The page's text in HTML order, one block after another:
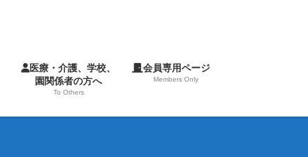
医療・介護、学校、
園関係者の方へ
To Others
会員専用ページ
Members Only